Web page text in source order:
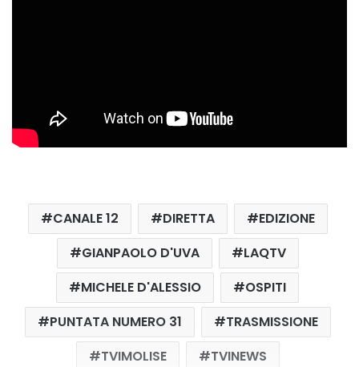
CANALE 12 DIRETTA
EDIZIONE
GIANPAOLO D'UVA
LAQTV
MICHELE D'ALESSIO
OSPITI
PUNTATA NUMERO 31
TRASMISSIONE
TVIMOLISE
TVINEWS